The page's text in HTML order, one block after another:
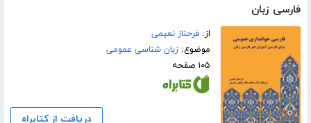
فارسی زبان
از:فرحناز نعیمی
موضوع:زبان شناسی عمومی
۱۰۵ صفحه
دریافت از کتابراه